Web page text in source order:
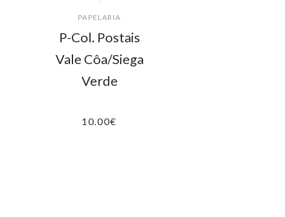
PAPELARIA
P-Col. Postais
Vale Côa/Siega
Verde
10.00€